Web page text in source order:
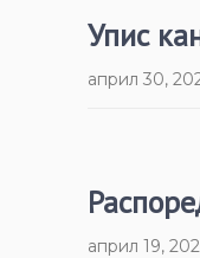
Упис
април 30,
април 19,